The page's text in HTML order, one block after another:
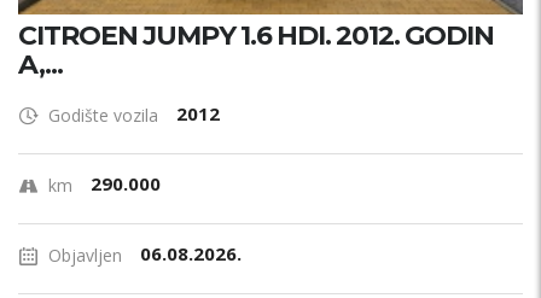
CITROEN JUMPY 1.6 HDI. 2012. GODIN
A,...
Godište vozila 2012
km 290.000
Objavljen 06.08.2026.